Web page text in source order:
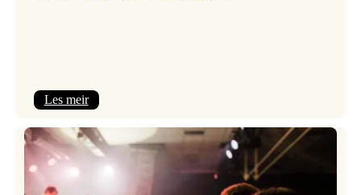
Les meir:
Jazz
søkjer